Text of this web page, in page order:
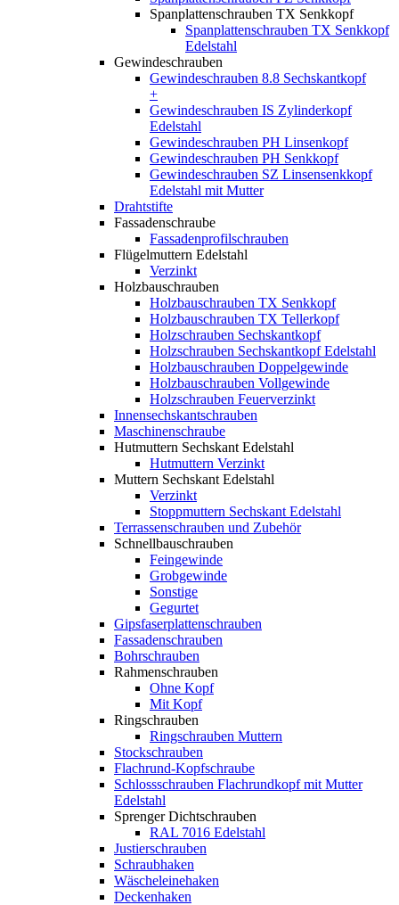
Spanplattenschrauben TX Senkkopf
Spanplattenschrauben TX Senkkopf
Edelstahl
Gewindeschrauben
Gewindeschrauben 8.8 Sechskantkopf
+
Gewindeschrauben IS Zylinderkopf
Edelstahl
Gewindeschrauben PH Linsenkopf
Gewindeschrauben PH Senkkopf
Gewindeschrauben SZ Linsensenkkopf
Edelstahl mit Mutter
Drahtstifte
Fassadenschraube
Fassadenprofilschrauben
Flügelmuttern Edelstahl
Verzinkt
Holzbauschrauben
Holzbauschrauben TX Senkkopf
Holzbauschrauben TX Tellerkopf
Holzschrauben Sechskantkopf
Holzschrauben Sechskantkopf Edelstahl
Holzbauschrauben Doppelgewinde
Holzbauschrauben Vollgewinde
Holzschrauben Feuerverzinkt
Innensechskantschrauben
Maschinenschraube
Hutmuttern Sechskant Edelstahl
Hutmuttern Verzinkt
Muttern Sechskant Edelstahl
Verzinkt
Stoppmuttern Sechskant Edelstahl
Terrassenschrauben und Zubehör
Schnellbauschrauben
Feingewinde
Grobgewinde
Sonstige
Gegurtet
Gipsfaserplattenschrauben
Fassadenschrauben
Bohrschrauben
Rahmenschrauben
Ohne Kopf
Mit Kopf
Ringschrauben
Ringschrauben Muttern
Stockschrauben
Flachrund-Kopfschraube
Schlossschrauben Flachrundkopf mit Mutter
Edelstahl
Sprenger Dichtschrauben
RAL 7016 Edelstahl
Justierschrauben
Schraubhaken
Wäscheleinehaken
Deckenhaken